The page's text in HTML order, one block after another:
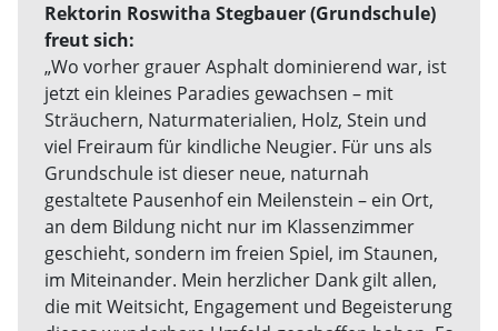
Rektorin Roswitha Stegbauer (Grundschule)
freut sich:
„Wo vorher grauer Asphalt dominierend war, ist
jetzt ein kleines Paradies gewachsen – mit
Sträuchern, Naturmaterialien, Holz, Stein und
viel Freiraum für kindliche Neugier. Für uns als
Grundschule ist dieser neue, naturnah
gestaltete Pausenhof ein Meilenstein – ein Ort,
an dem Bildung nicht nur im Klassenzimmer
geschieht, sondern im freien Spiel, im Staunen,
im Miteinander. Mein herzlicher Dank gilt allen,
die mit Weitsicht, Engagement und Begeisterung